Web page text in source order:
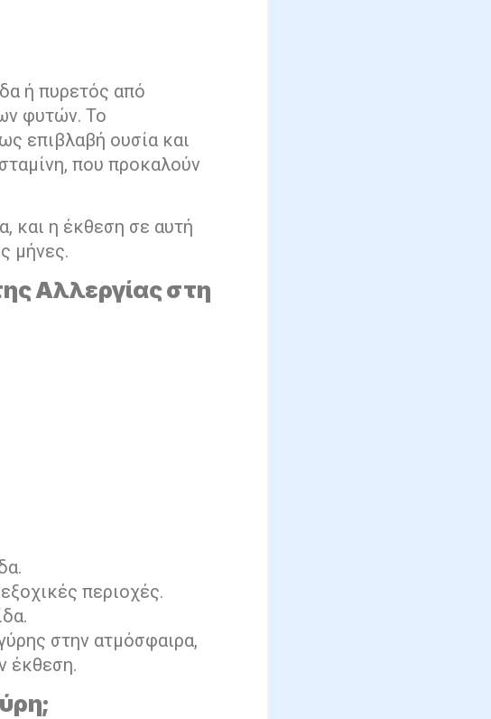
ή πυρετός από
φυτών. Το
επιβλαβή ουσία και
που προκαλούν
και η έκθεση σε αυτή
μήνες.
Αλλεργίας στη
περιοχές.
στην ατμόσφαιρα,
έκθεση.